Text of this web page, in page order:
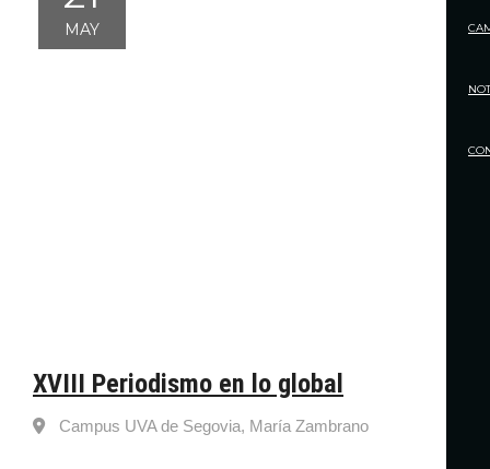
MAY
XVIII Periodismo en lo global
Campus UVA de Segovia, María Zambrano